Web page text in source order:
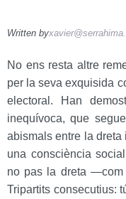
Written by
No ens resta altre
per la seva exquisida
electoral. Han
inequívoca, que
abismals entre la dreta
una consciència
no pas la dreta —com
Tripartits consecutius: